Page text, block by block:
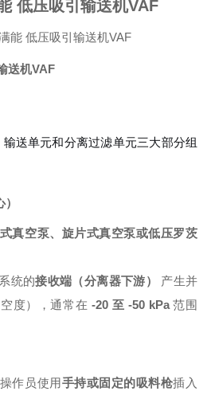
低压吸引输送机VAF
送机VAF
送单元和分离过滤单元三大部分组
真空泵、旋片式真空泵或低压罗茨
统的接收端（分离器下游）
产生并
度），通常在-20 至 -50 kPa范围
操作员使用手持或固定的吸料枪插入